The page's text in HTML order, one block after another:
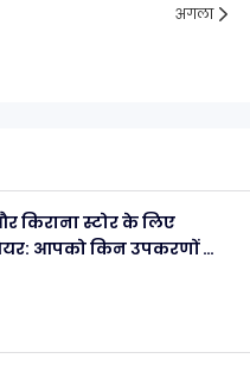
अगला
किराना स्टोर के लिए
आपको किन उपकरणों की